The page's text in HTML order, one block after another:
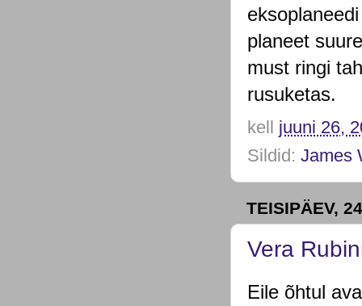
planeet
must ringi
rusuketas.
kell juuni 26,
Sildid: James
TEISIPÄEV,
Vera
Eile õhtul